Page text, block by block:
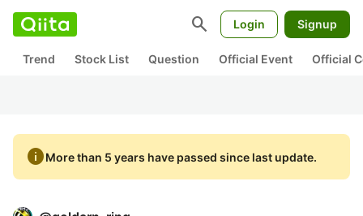
search Login Signup
Trend Stock List Question Official Event Official
infoMore than 5 years have passed since last update.